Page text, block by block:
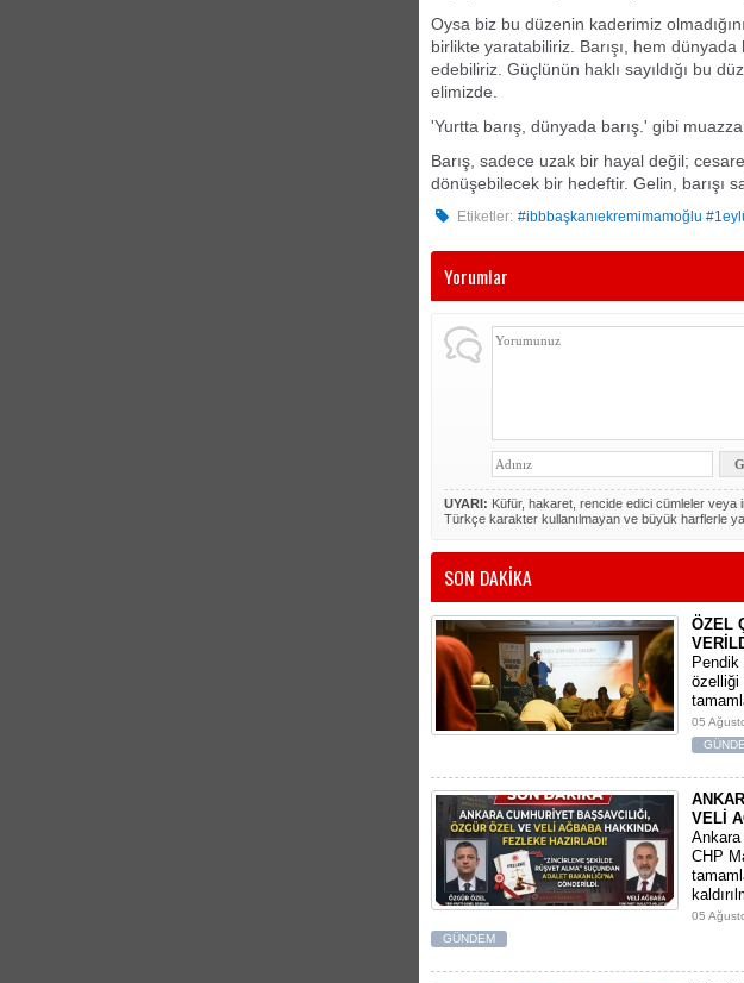
Oysa biz bu düzenin kaderimiz
birlikte yaratabiliriz. Barışı, hem
edebiliriz. Güçlünün haklı sayıldığı bu
elimizde.
'Yurtta barış, dünyada barış.' gibi
Barış, sadece uzak bir hayal değil;
dönüşebilecek bir hedeftir. Gelin, barışı
Etiketler: #ibbbaşkanıekremimamoğlu
Yorumlar
UYARI: Küfür, hakaret, rencide edici cümleler veya
Türkçe karakter kullanılmayan ve büyük harflerle
SON DAKİKA
ÖZEL
özelliği
05
VELİ
​Ankara
CHP
05
GÜNDEM